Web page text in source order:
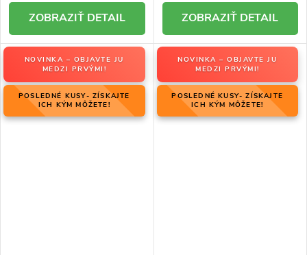
DETAIL DETAIL
NOVINKA – OBJAVTE JU
MEDZI PRVÝMI!
POSLEDNÉ KUSY- ZÍSKAJTE
ICH KÝM MÔŽETE!
NOVINKA – OBJAVTE JU
MEDZI PRVÝMI!
POSLEDNÉ KUSY- ZÍSKAJTE
ICH KÝM MÔŽETE!